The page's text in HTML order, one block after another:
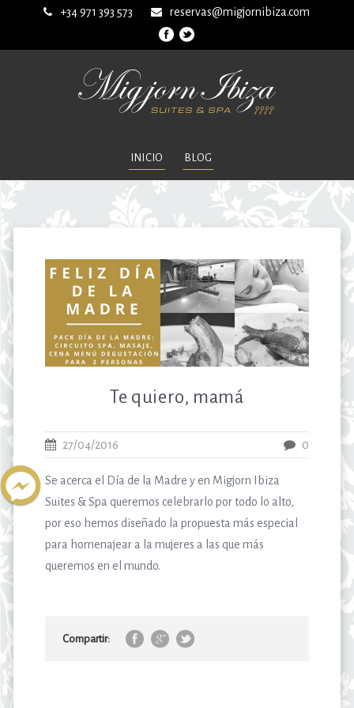
+34 971 393 573 reservas@migjornibiza.com
INICIO BLOG
Te quiero, mamá
27/04/2016 0
Se acerca el Día de la Madre y en Migjorn Ibiza
Suites & Spa queremos celebrarlo por todo lo alto,
por eso hemos diseñado la propuesta más especial
para homenajear a la mujeres a las que más
queremos en el mundo.
Compartir: